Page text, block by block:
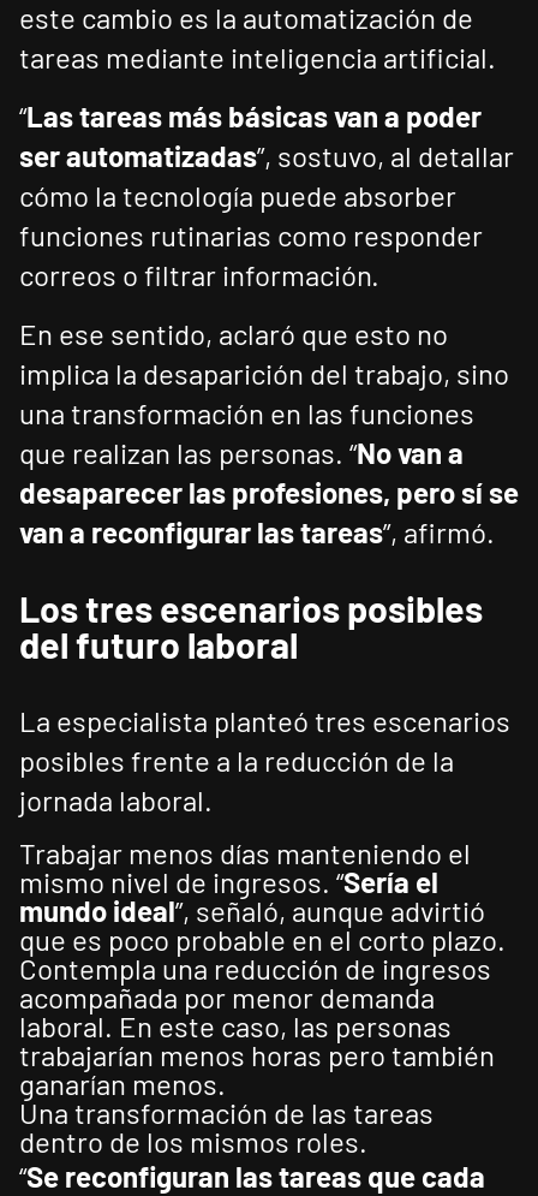
este cambio es la automatización de
tareas mediante inteligencia artificial.
“Las tareas más básicas van a poder
ser automatizadas”, sostuvo, al detallar
cómo la tecnología puede absorber
funciones rutinarias como responder
correos o filtrar información.
En ese sentido, aclaró que esto no
implica la desaparición del trabajo, sino
una transformación en las funciones
que realizan las personas. “No van a
desaparecer las profesiones, pero sí se
van a reconfigurar las tareas”, afirmó.
Los tres escenarios posibles
del futuro laboral
La especialista planteó tres escenarios
posibles frente a la reducción de la
jornada laboral.
Trabajar menos días manteniendo el
mismo nivel de ingresos. “Sería el
mundo ideal”, señaló, aunque advirtió
que es poco probable en el corto plazo.
Contempla una reducción de ingresos
acompañada por menor demanda
laboral. En este caso, las personas
trabajarían menos horas pero también
ganarían menos.
Una transformación de las tareas
dentro de los mismos roles.
“Se reconfiguran las tareas que cada